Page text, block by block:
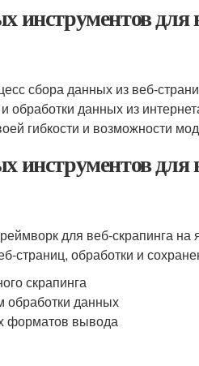
инструментов для
сбора данных из веб-
обработки данных из
гибкости и возможности
инструментов для
для веб-скрапинга на
страниц, обработки и
скрапинга
обработки данных
форматов вывода